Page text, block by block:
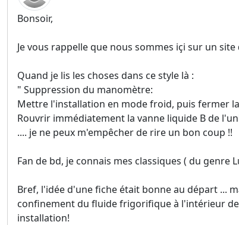
Bonsoir,
Je vous rappelle que nous sommes içi sur un
Quand je lis les choses dans ce style là :
" Suppression du manomètre:
Mettre l'installation en mode froid, puis fermer
Rouvrir immédiatement la vanne liquide B de
.... je ne peux m'empêcher de rire un bon coup !!
Fan de bd, je connais mes classiques ( du
Bref, l'idée d'une fiche était bonne au départ ...
confinement du fluide frigorifique à l'intérieur
installation!